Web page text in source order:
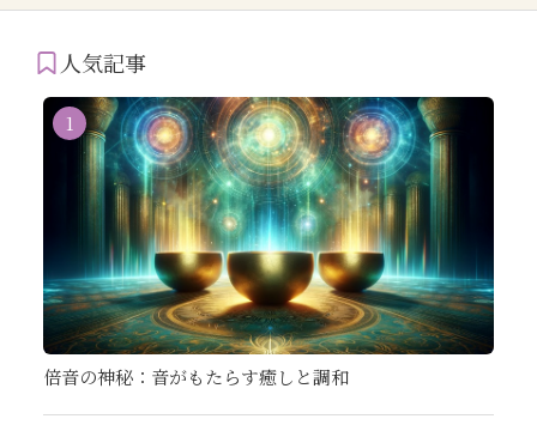
人気記事
1
倍音の神秘：音がもたらす癒しと調和